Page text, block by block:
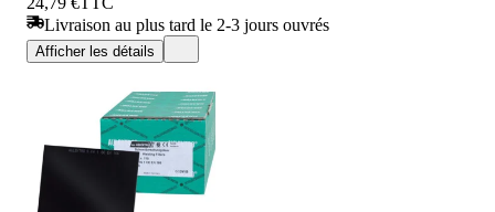
Livraison au plus tard le 2-3 jours ouvrés
Afficher les détails